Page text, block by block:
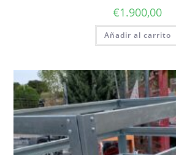
€1.900,00
Añadir al carrito